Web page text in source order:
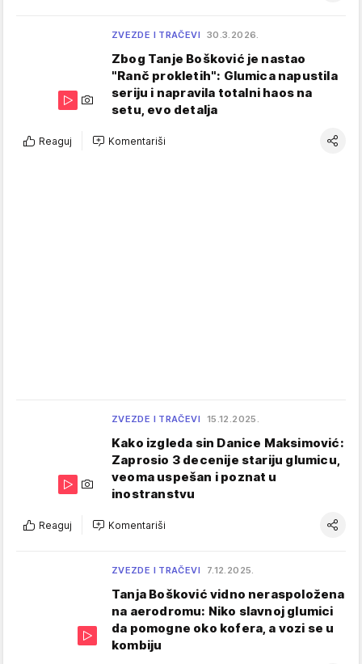
ZVEZDE I TRAČEVI 30.3.2026.
Zbog Tanje Bošković je nastao
"Ranč prokletih": Glumica napustila
seriju i napravila totalni haos na
setu, evo detalja
Reaguj Komentariši
ZVEZDE I TRAČEVI 15.12.2025.
Kako izgleda sin Danice Maksimović:
Zaprosio 3 decenije stariju glumicu,
veoma uspešan i poznat u
inostranstvu
Reaguj Komentariši
ZVEZDE I TRAČEVI 7.12.2025.
Tanja Bošković vidno neraspoložena
na aerodromu: Niko slavnoj glumici
da pomogne oko kofera, a vozi se u
kombiju